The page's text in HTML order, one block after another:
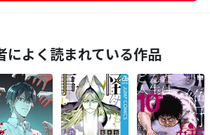
によく読まれている作品